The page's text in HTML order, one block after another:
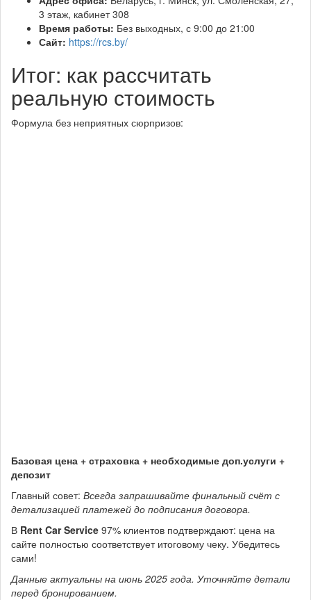
3 этаж, кабинет 308
Время работы: Без выходных, с 9:00 до 21:00
Сайт: https://rcs.by/
Итог: как рассчитать
реальную стоимость
Формула без неприятных сюрпризов:
Базовая цена + страховка + необходимые доп.услуги +
депозит
Главный совет: Всегда запрашивайте финальный счёт с
детализацией платежей до подписания договора.
В Rent Car Service 97% клиентов подтверждают: цена на
сайте полностью соответствует итоговому чеку. Убедитесь
сами!
Данные актуальны на июнь 2025 года. Уточняйте детали
перед бронированием.